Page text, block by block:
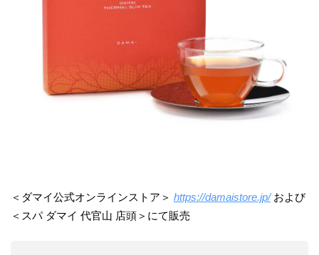
＜ダマイ公式オンラインストア＞ https://damaistore.jp/および
＜スパ ダマイ 代官山 店頭＞にて販売